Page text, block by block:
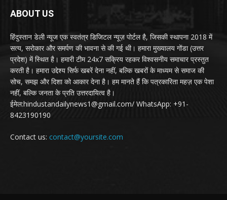
ABOUT US
हिंदुस्तान डेली न्यूज एक स्वतंत्र डिजिटल न्यूज़ पोर्टल है, जिसकी स्थापना 2018 में
सत्य, सरोकार और समर्पण की भावना से की गई थी। हमारा मुख्यालय गोंडा (उत्तर
प्रदेश) में स्थित है। हमारी टीम 24x7 सक्रिय रहकर विश्वसनीय समाचार प्रस्तुत
करती है। हमारा उद्देश्य सिर्फ खबरें देना नहीं, बल्कि खबरों के माध्यम से समाज की
सोच, समझ और दिशा को आकार देना है। हम मानते हैं कि पत्रकारिता महज़ एक पेशा
नहीं, बल्कि जनता के प्रति उत्तरदायित्व है।
ईमेल:hindustandailynews1@gmail.com/ WhatsApp: +91-
8423190190
Contact us: contact@yoursite.com